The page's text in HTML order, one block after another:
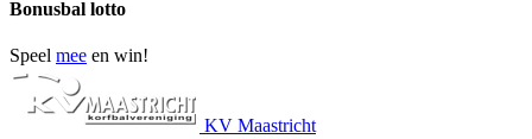
Bonusbal lotto
Speel mee en win!
KV Maastricht